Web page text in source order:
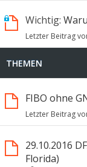
Wichtig:
Letzter Beitrag
THEMEN
FIBO ohne
Letzter Beitrag
29.10.2016
Florida)